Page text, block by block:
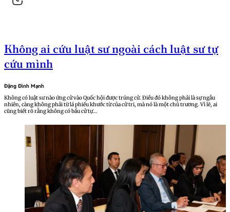
Không ai cứu luật sư ngoài cách luật sư tự
cứu mình
Đặng Đình Mạnh
Không có luật sư nào ứng cử vào Quốc hội được trúng cử. Điều đó không phải là sự ngẫu
nhiên, càng không phải từ lá phiếu khước từ của cử tri, mà nó là một chủ trương. Vì lẽ, ai
cũng biết rõ rằng không có bầu cử tự…